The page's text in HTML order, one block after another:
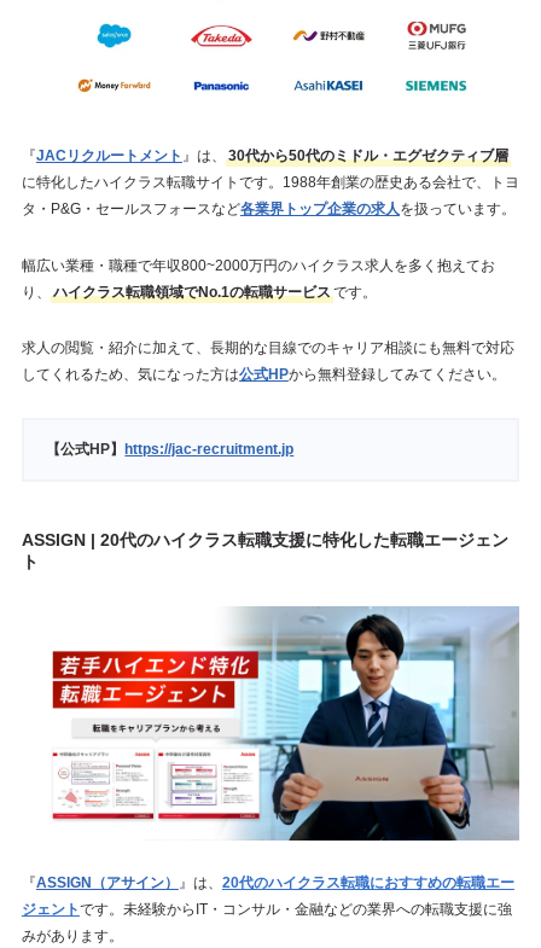
『JACリクルートメント 』は、
30代から50代のミドル・エグゼクティブ層
に特化したハイクラス転職サイトです。1988年創業の歴史ある会社で、トヨ
タ・P&G・セールスフォースなど各業界トップ企業の求人を扱っています。
幅広い業種・職種で年収800~2000万円のハイクラス求人を多く抱えてお
り、
ハイクラス転職領域でNo.1の転職サービス です。
求人の閲覧・紹介に加えて、長期的な目線でのキャリア相談にも無料で対応
してくれるため、気になった方は公式HPから無料登録してみてください。
【公式HP】 https://jac-recruitment.jp
ASSIGN | 20代のハイクラス転職支援に特化した転職エージェン
ト
『ASSIGN（アサイン） 』は、 20代のハイクラス転職におすすめの転職エー
ジェントです。未経験からIT・コンサル・金融などの業界への転職支援に強
みがあります。